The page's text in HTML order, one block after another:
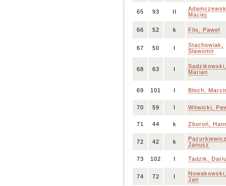
65 93 II
Maciej
66 52 k Flis, Paweł
67 50 I
Stachowiak,
Sławomir
68 63 I
Sadzikowski,
Marian
69 101 I Błoch,
70 59 I Witwicki,
71 44 k Zboroń,
72 42 k
Janusz
73 102 I Tadzik,
74 72 I
Nowakowski,
Jan